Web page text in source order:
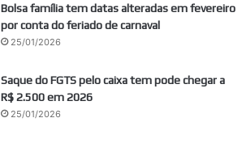
Bolsa família tem datas alteradas em fevereiro
por conta do feriado de carnaval
25/01/2026
Saque do FGTS pelo caixa tem pode chegar a
R$ 2.500 em 2026
25/01/2026